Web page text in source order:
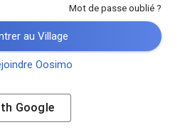
Mot de passe oublié ?
au Village
Oosimo
Google